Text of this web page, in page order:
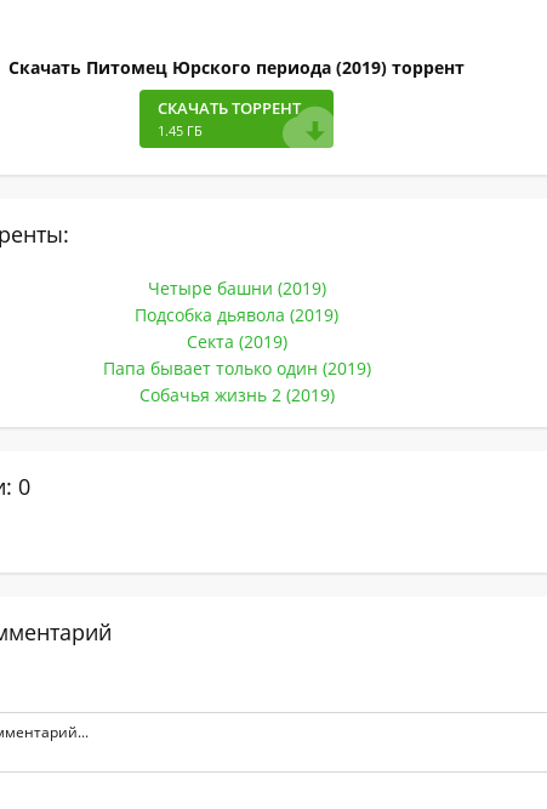
Скачать Питомец Юрского периода (2019) торрент
СКАЧАТЬ ТОРРЕНТ
1.45 ГБ
Четыре башни (2019)
Подсобка дьявола (2019)
Секта (2019)
Папа бывает только один (2019)
Собачья жизнь 2 (2019)
0